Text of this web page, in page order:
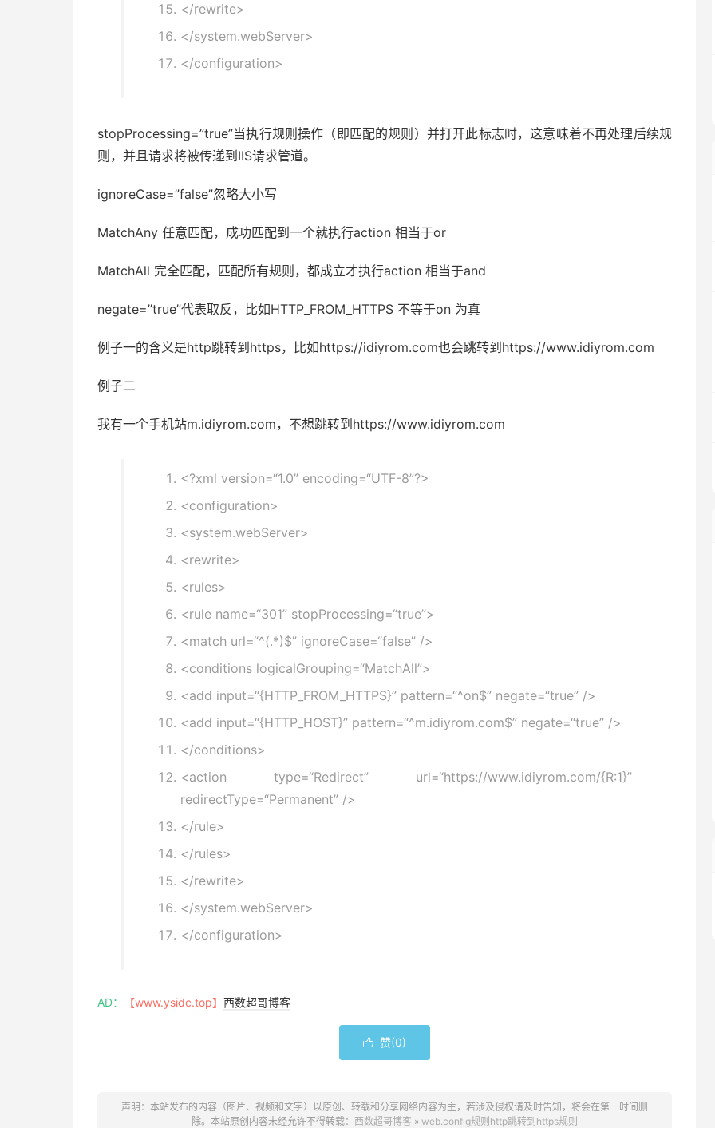
</rewrite>
</system.webServer>
</configuration>
stopProcessing=”true”当执行规则操作（即匹配的规则）并打开此标志时，这意味着不再处理后续规
则，并且请求将被传递到IIS请求管道。
ignoreCase=”false”忽略大小写
MatchAny 任意匹配，成功匹配到一个就执行action 相当于or
MatchAll 完全匹配，匹配所有规则，都成立才执行action 相当于and
negate=”true”代表取反，比如HTTP_FROM_HTTPS 不等于on 为真
例子一的含义是http跳转到https，比如https://idiyrom.com也会跳转到https://www.idiyrom.com
例子二
我有一个手机站m.idiyrom.com，不想跳转到https://www.idiyrom.com
<?xml version=“1.0” encoding=“UTF-8”?>
<configuration>
<system.webServer>
<rewrite>
<rules>
<rule name=“301” stopProcessing=“true”>
<match url=“^(.*)$” ignoreCase=“false” />
<conditions logicalGrouping=“MatchAll”>
<add input=“{HTTP_FROM_HTTPS}” pattern=“^on$” negate=“true” />
<add input=“{HTTP_HOST}” pattern=“^m.idiyrom.com$” negate=“true” />
</conditions>
<action type=“Redirect” url=“https://www.idiyrom.com/{R:1}”
redirectType=“Permanent” />
</rule>
</rules>
</rewrite>
</system.webServer>
</configuration>
AD： 【www.ysidc.top】 西数超哥博客
 赞(0)
声明：本站发布的内容（图片、视频和文字）以原创、转载和分享网络内容为主，若涉及侵权请及时告知，将会在第一时间删
除。本站原创内容未经允许不得转载： 西数超哥博客 » web.config规则http跳转到https规则